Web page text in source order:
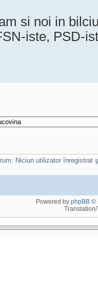
si noi in
iste, PSD-
Niciun utilizator înregistrat
Powered by phpBB©